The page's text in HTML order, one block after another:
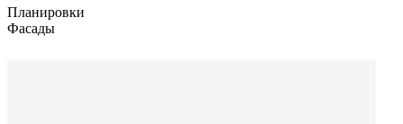
Планировки
Фасады